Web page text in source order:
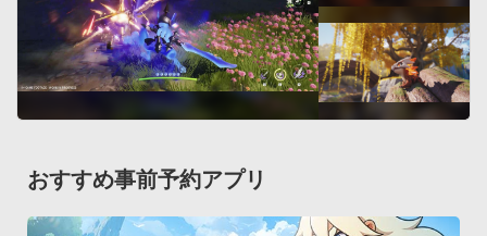
おすすめ事前予約アプリ